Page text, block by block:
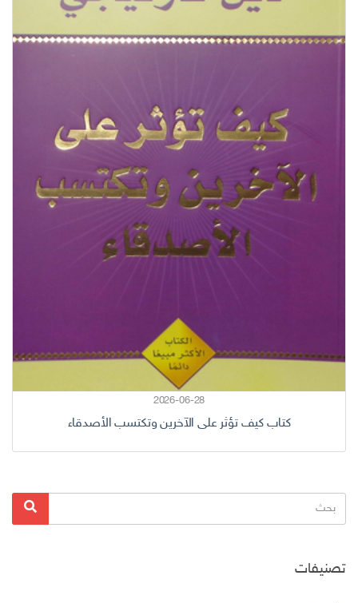
2026-06-28
كتاب كيف تؤثر على الآخرين وتكتسب الأصدقاء
البحث
عن:
بحث
تصنيفات